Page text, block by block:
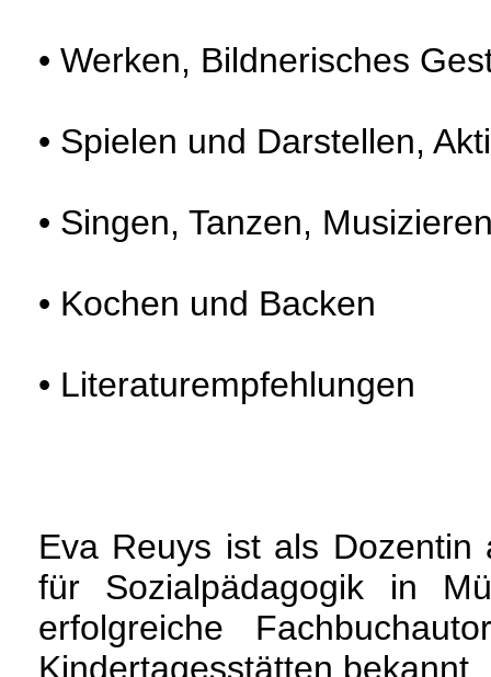
• Werken, Bildnerisches
• Spielen und Darstellen,
• Singen, Tanzen,
• Kochen und Backen
• Literaturempfehlungen
Eva Reuys ist als Dozentin
für Sozialpädagogik in
erfolgreiche
Kindertagesstätten bekannt.